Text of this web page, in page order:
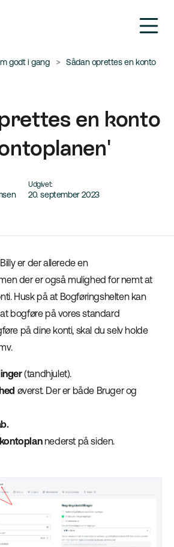
godt i gang
Sådan oprettes en konto
en konto
Udgivet:
20. september 2023
er der allerede en
der er også mulighed for nemt at
Husk på at Bogføringshelten kan
bogføre på vores standard
på dine konti, skal du selv holde
(tandhjulet).
øverst. Der er både Bruger og
nederst på siden.